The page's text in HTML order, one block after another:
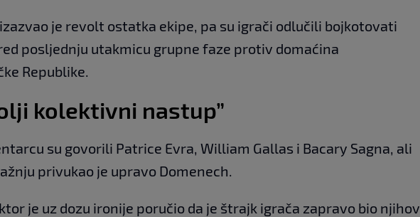
je revolt ostatka ekipe, pa su igrači odlučili bojkotovati
posljednju utakmicu grupne faze protiv domaćina
Republike.
kolektivni nastup”
su govorili Patrice Evra, William Gallas i Bacary Sagna, ali
privukao je upravo Domenech.
je uz dozu ironije poručio da je štrajk igrača zapravo bio njihov